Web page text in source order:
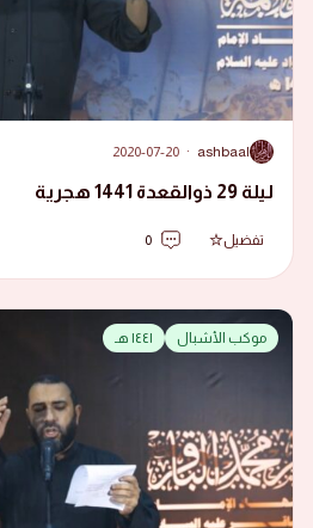
A
ashbaal
·
2020-07-20
ليلة 29 ذوالقعدة 1441 هجرية
تفضيل 0
موكب الأشبال ١٤٤١ هـ